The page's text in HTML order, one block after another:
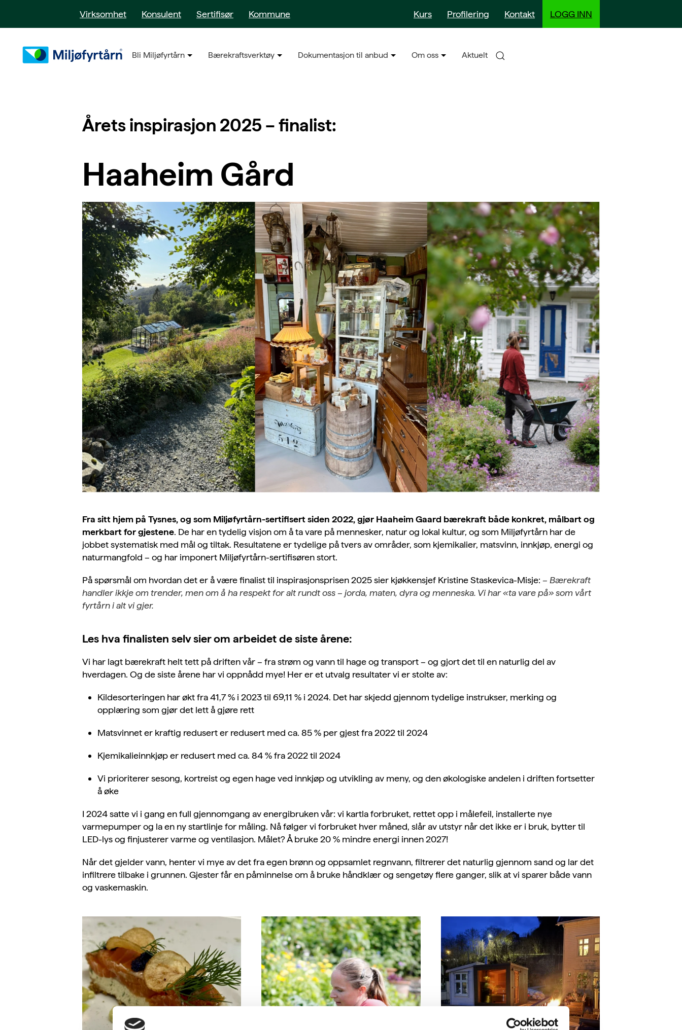
Virksomhet Konsulent Sertifisør Kommune Kurs Profilering Kontakt LOGG INN
Bli Miljøfyrtårn Bærekraftsverktøy Dokumentasjon til anbud Om oss Aktuelt
Årets inspirasjon 2025 – finalist:
Haaheim Gård
Fra sitt hjem på Tysnes, og som Miljøfyrtårn-sertifisert siden 2022, gjør Haaheim Gaard bærekraft både konkret, målbart og
merkbart for gjestene. De har en tydelig visjon om å ta vare på mennesker, natur og lokal kultur, og som Miljøfyrtårn har de
jobbet systematisk med mål og tiltak. Resultatene er tydelige på tvers av områder, som kjemikalier, matsvinn, innkjøp, energi og
naturmangfold – og har imponert Miljøfyrtårn-sertifisøren stort.
På spørsmål om hvordan det er å være finalist til inspirasjonsprisen 2025 sier kjøkkensjef Kristine Staskevica-Misje: – Bærekraft
handler ikkje om trender, men om å ha respekt for alt rundt oss – jorda, maten, dyra og menneska. Vi har «ta vare på» som vårt
fyrtårn i alt vi gjer.
Les hva finalisten selv sier om arbeidet de siste årene:
Vi har lagt bærekraft helt tett på driften vår – fra strøm og vann til hage og transport – og gjort det til en naturlig del av
hverdagen. Og de siste årene har vi oppnådd mye! Her er et utvalg resultater vi er stolte av:
Kildesorteringen har økt fra 41,7 % i 2023 til 69,11 % i 2024. Det har skjedd gjennom tydelige instrukser, merking og
opplæring som gjør det lett å gjøre rett
Matsvinnet er kraftig redusert er redusert med ca. 85 % per gjest fra 2022 til 2024
Kjemikalieinnkjøp er redusert med ca. 84 % fra 2022 til 2024
Vi prioriterer sesong, kortreist og egen hage ved innkjøp og utvikling av meny, og den økologiske andelen i driften fortsetter
å øke
I 2024 satte vi i gang en full gjennomgang av energibruken vår: vi kartla forbruket, rettet opp i målefeil, installerte nye
varmepumper og la en ny startlinje for måling. Nå følger vi forbruket hver måned, slår av utstyr når det ikke er i bruk, bytter til
LED-lys og finjusterer varme og ventilasjon. Målet? Å bruke 20 % mindre energi innen 2027!
Når det gjelder vann, henter vi mye av det fra egen brønn og oppsamlet regnvann, filtrerer det naturlig gjennom sand og lar det
infiltrere tilbake i grunnen. Gjester får en påminnelse om å bruke håndklær og sengetøy flere ganger, slik at vi sparer både vann
og vaskemaskin.